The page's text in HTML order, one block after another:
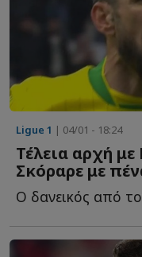
Ligue 1 | 04/01 - 18:24
Τέλεια αρχή
Σκόραρε με